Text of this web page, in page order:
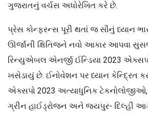
ગુજરાતનું વર્ચસ અધોરેખિત કરે છે.
પ્રેસ કોન્ફરન્સ પૂરી થતાં જ સૌનું ધ્યાન
ઊર્જાની ક્ષિતિજને નવો આકાર આપવા
રિન્યુએબલ એનર્જી ઈન્ડિયા 2023
ખસેડાયું છે. ઈનોવેશન પર ધ્યાન કેન્દ્રિત
એક્સપો 2023 અત્યાધુનિક ટેકનોલોજીઓ,
ગ્રીન હાઈડ્રોજન અને જયપુર- દિલ્હી